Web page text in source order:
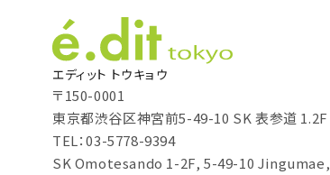
エディット トウキョウ
〒150-0001
東京都渋谷区神宮前5-49-10 SK 表参道 1.2F
TEL：03-5778-9394
SK Omotesando 1-2F, 5-49-10 Jingumae,